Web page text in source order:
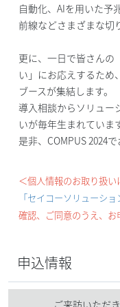
自動化、AIを用いた予
前線などさまざまな切
更に、一日で皆さんの
い」にお応えするため
ブースが集結します。
導入相談からソリュー
いが毎年生まれていま
是非、COMPUS 2024
＜個人情報のお取り扱
「セイコーソリューシ
確認、ご同意のうえ、お
申込情報